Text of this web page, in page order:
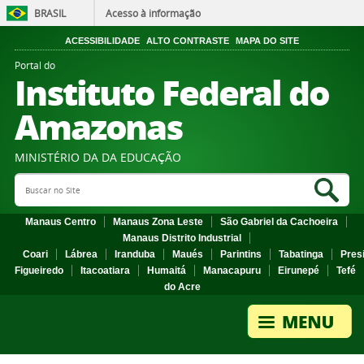
BRASIL Acesso à informação
ACESSIBILIDADE ALTO CONTRASTE MAPA DO SITE
Portal do
Instituto Federal do
Amazonas
MINISTÉRIO DA DA EDUCAÇÃO
Search Site
Manaus Centro Manaus Zona Leste
São Gabriel da Cachoeira
Manaus Distrito Industrial
Coari
Lábrea Iranduba Maués Parintins Tabatinga
Figueiredo
Itacoatiara Humaitá Manacapuru Eirunepé
Tefé
do Acre